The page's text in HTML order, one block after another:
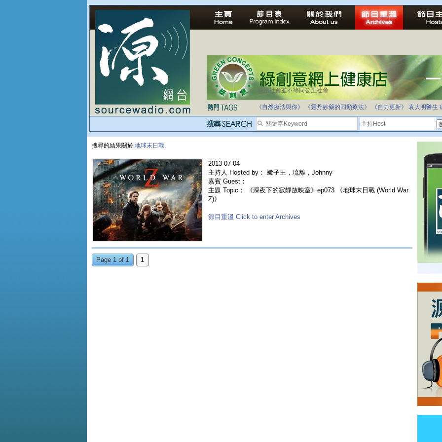
法治社會並不等同公正社會
《自然療法與你》 《靈丹妙藥的同類療法》 《自力更新》 袁大明醫生
搜尋的結果關於:地球末日戰,
2013-07-04
主持人 Hosted by： 蠍子王，琉離，Johnny
嘉賓 Guest：
主題 Topic： 《深夜下的寂靜放映室》ep073 《地球末日戰 (World War
Z)》
節目重溫 Click to enter Archives
Page 1 of 1 1